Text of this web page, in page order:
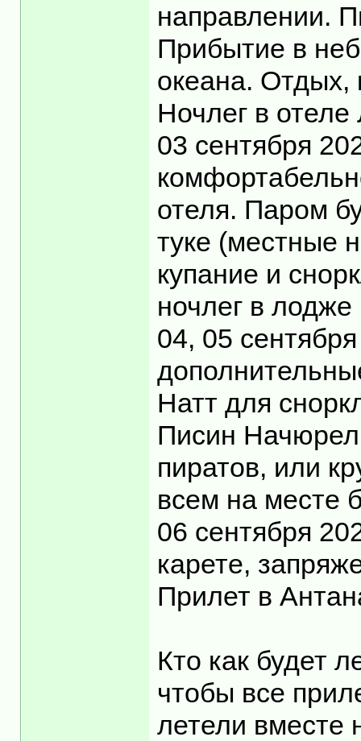
направлении.
Прибытие в
океана. Отдых,
Ночлег в
03 сентября
отеля. Паром
туке (местные
купание и
ночлег в
04, 05
Натт для
Писин Начюрел
пиратов, или
всем на месте
06 сентября
карете,
Прилет в
Кто как будет
чтобы все
летели вместе